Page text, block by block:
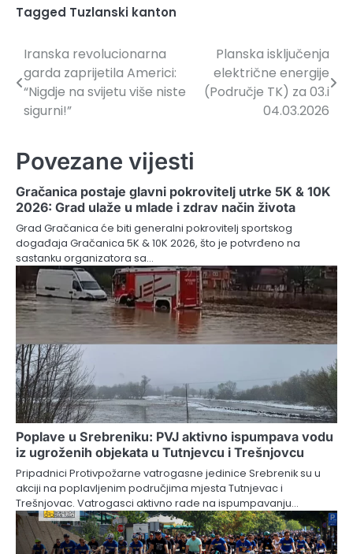
Tagged Tuzlanski kanton
Navigacija
članaka
Iranska revolucionarna
garda zaprijetila Americi:
“Nigdje na svijetu više niste
sigurni!”
Planska isključenja
električne energije
(Područje TK) za 03.i
04.03.2026
Povezane vijesti
Gračanica postaje glavni pokrovitelj utrke 5K & 10K
2026: Grad ulaže u mlade i zdrav način života
Grad Gračanica će biti generalni pokrovitelj sportskog
događaja Gračanica 5K & 10K 2026, što je potvrđeno na
sastanku organizatora sa…
Poplave u Srebreniku: PVJ aktivno ispumpava vodu
iz ugroženih objekata u Tutnjevcu i Trešnjovcu
Pripadnici Protivpožarne vatrogasne jedinice Srebrenik su u
akciji na poplavljenim područjima mjesta Tutnjevac i
Trešnjovac. Vatrogasci aktivno rade na ispumpavanju…